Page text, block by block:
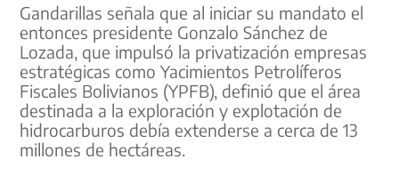
Gandarillas señala que al iniciar su mandato el
entonces presidente Gonzalo Sánchez de
Lozada, que impulsó la privatización empresas
estratégicas como Yacimientos Petrolíferos
Fiscales Bolivianos (YPFB), definió que el área
destinada a la exploración y explotación de
hidrocarburos debía extenderse a cerca de 13
millones de hectáreas.